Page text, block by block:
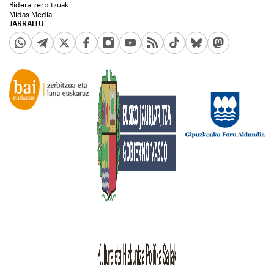
JARRAITU
Bidera zerbitzuak
Midas Media